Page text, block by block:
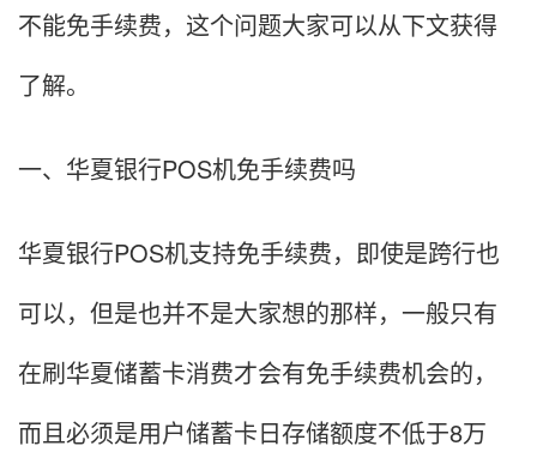
不能免手续费，这个问题大家可以从下文获得
了解。
一、华夏银行POS机免手续费吗
华夏银行POS机支持免手续费，即使是跨行也
可以，但是也并不是大家想的那样，一般只有
在刷华夏储蓄卡消费才会有免手续费机会的，
而且必须是用户储蓄卡日存储额度不低于8万